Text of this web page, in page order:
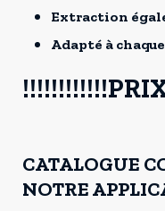
Extraction
Adapté à
CATALOGUE
NOTRE